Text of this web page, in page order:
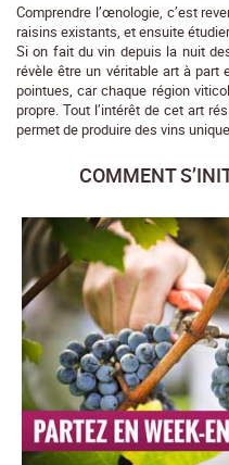
Comprendre l’œnologie, c’est
raisins existants, et ensuite
Si on fait du vin depuis la nuit
révèle être un véritable art à
pointues, car chaque région
propre. Tout l’intérêt de cet art
permet de produire des vins
COMMENT